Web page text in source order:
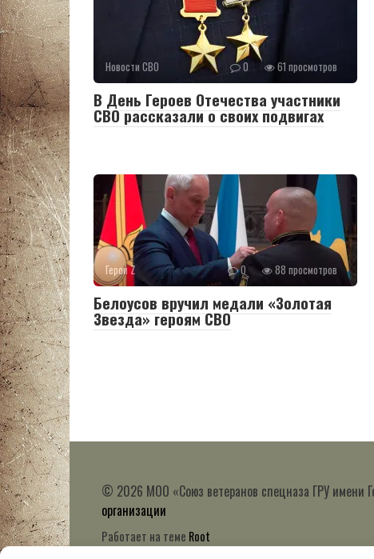
Новости СВО 0 61 просмотров
В День Героев Отечества участники
СВО рассказали о своих подвигах
Герои Z 0 88 просмотров
Белоусов вручил медали «Золотая
Звезда» героям СВО
© 2026 МОО «Союз ветеранов спецназа ГРУ имени
организации
Работает на теме Root